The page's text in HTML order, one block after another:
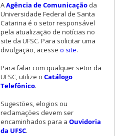
AAgência de Comunicaçãoda
Universidade Federal de Santa
Catarina é o setor responsável
pela atualização de notícias no
site da UFSC. Para solicitar uma
divulgação, acesse o site.
Para falar com qualquer setor da
UFSC, utilize o Catálogo
Telefônico.
Sugestões, elogios ou
reclamações devem ser
encaminhados para a Ouvidoria
da UFSC.